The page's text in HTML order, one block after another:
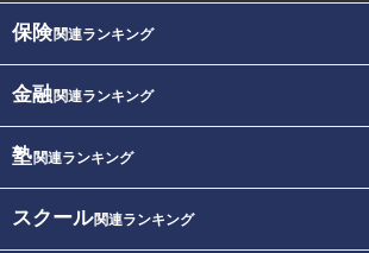
保険関連ランキング
金融関連ランキング
塾関連ランキング
スクール関連ランキング